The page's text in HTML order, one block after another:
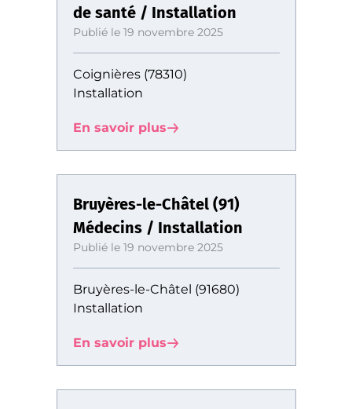
de santé / Installation
Publié le 19 novembre 2025
Coignières (78310)
Installation
En savoir plus
Bruyères-le-Châtel (91)
Médecins / Installation
Publié le 19 novembre 2025
Bruyères-le-Châtel (91680)
Installation
En savoir plus